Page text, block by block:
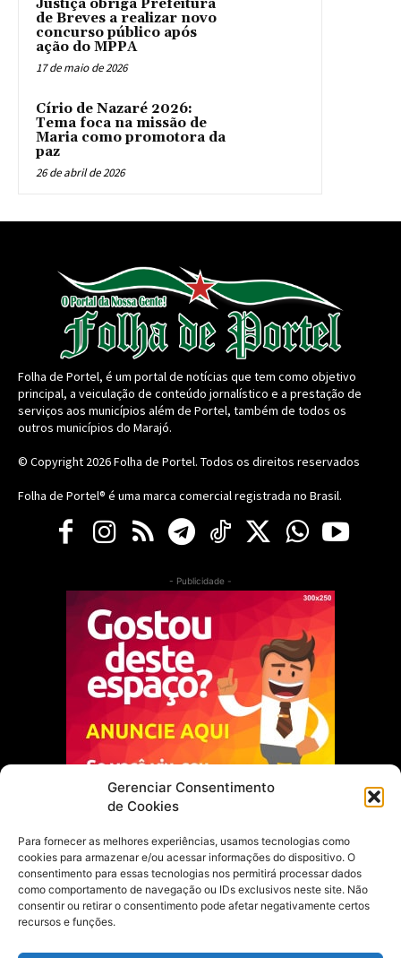
Gerenciar Consentimento
de Cookies
Para fornecer as melhores experiências, usamos tecnologias como
cookies para armazenar e/ou acessar informações do dispositivo. O
consentimento para essas tecnologias nos permitirá processar dados
como comportamento de navegação ou IDs exclusivos neste site. Não
consentir ou retirar o consentimento pode afetar negativamente certos
recursos e funções.
Justiça obriga Prefeitura
de Breves a realizar novo
concurso público após
ação do MPPA
17 de maio de 2026
Círio de Nazaré 2026:
Tema foca na missão de
Maria como promotora da
paz
26 de abril de 2026
Folha de Portel, é um portal de notícias que tem como objetivo
principal, a veiculação de conteúdo jornalístico e a prestação de
serviços aos municípios além de Portel, também de todos os
outros municípios do Marajó.
© Copyright 2026Folha de Portel. Todos os direitos reservados
Folha de Portel® é uma marca comercial registrada no Brasil.
- Publicidade -
Escolha do Editor
Justiça Itinerante garante regularização
fundiária e casamento comunitário para
famílias em Portel
21 de maio de 2026